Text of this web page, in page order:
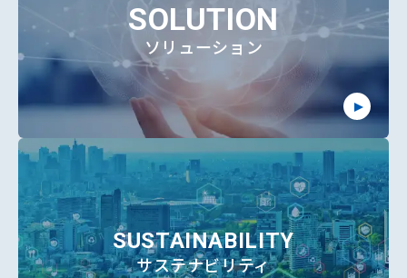
SOLUTION
ソリューション
SUSTAINABILITY
サステナビリティ